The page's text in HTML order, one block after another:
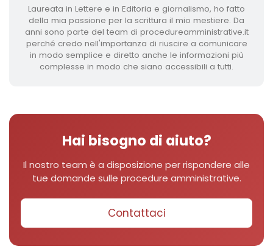
Laureata in Lettere e in Editoria e giornalismo, ho fatto
della mia passione per la scrittura il mio mestiere. Da
anni sono parte del team di procedureamministrative.it
perché credo nell'importanza di riuscire a comunicare
in modo semplice e diretto anche le informazioni più
complesse in modo che siano accessibili a tutti.
Hai bisogno di aiuto?
Il nostro team è a disposizione per rispondere alle
tue domande sulle procedure amministrative.
Contattaci